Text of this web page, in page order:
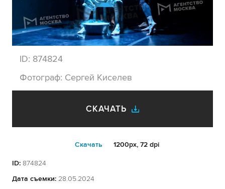
ID: 874824
Фотограф: Сергей Киселев
СКАЧАТЬ
Cкачать 1200px, 72 dpi
ID: 874824
Дата съемки: 28.05.2024